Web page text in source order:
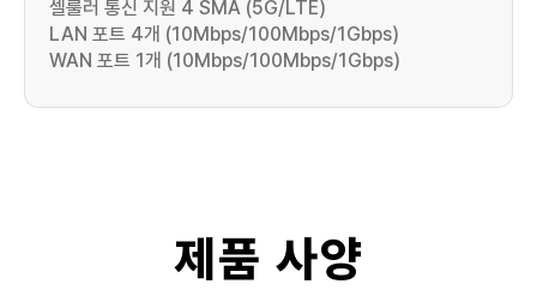
셀룰러 통신 지원 4 SMA (5G/LTE)
LAN 포트 4개 (10Mbps/100Mbps/1Gbps)
WAN 포트 1개 (10Mbps/100Mbps/1Gbps)
제품 사양